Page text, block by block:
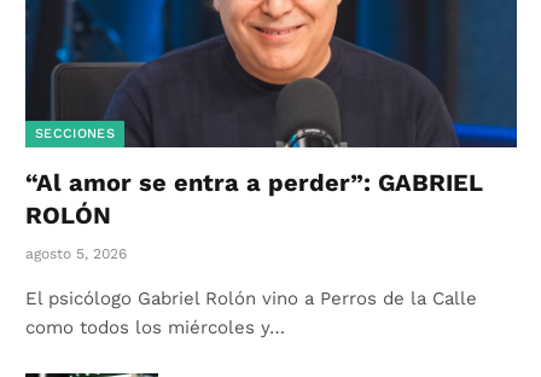
SECCIONES
“Al amor se entra a perder”: GABRIEL
ROLÓN
agosto 5, 2026
El psicólogo Gabriel Rolón vino a Perros de la Calle
como todos los miércoles y…